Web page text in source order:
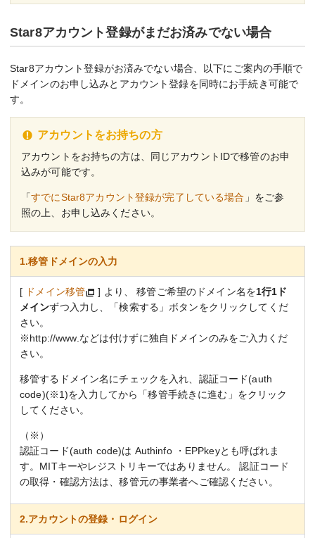
Star8アカウント登録がまだお済みでない場合
Star8アカウント登録がお済みでない場合、以下にご案内の手順で
ドメインのお申し込みとアカウント登録を同時にお手続き可能で
す。
アカウントをお持ちの方
アカウントをお持ちの方は、同じアカウントIDで移管のお申
込みが可能です。
「すでにStar8アカウント登録が完了している場合 」をご参
照の上、お申し込みください。
1.移管ドメインの入力
[ ドメイン移管 ] より、 移管ご希望のドメイン名を1行1ド
メインずつ入力し、「検索する」ボタンをクリックしてくだ
さい。
※http://www.などは付けずに独自ドメインのみをご入力くだ
さい。
移管するドメイン名にチェックを入れ、認証コード(auth
code)(※1)を入力してから「移管手続きに進む」をクリック
してください。
（※）
認証コード(auth code)は Authinfo ・EPPkeyとも呼ばれま
す。MITキーやレジストリキーではありません。 認証コード
の取得・確認方法は、移管元の事業者へご確認ください。
2.アカウントの登録・ログイン